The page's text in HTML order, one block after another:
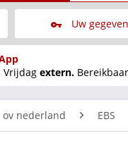
Uw
Vrijdag extern.
ov nederland EBS